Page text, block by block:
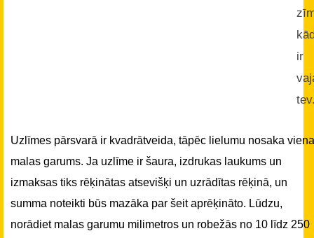
ir
Uzlīmes pārsvarā ir kvadrātveida, tāpēc lielumu nosaka
malas garums. Ja uzlīme ir šaura, izdrukas laukums un
izmaksas tiks rēķinātas atsevišķi un uzrādītas rēķinā, un
summa noteikti būs mazāka par šeit aprēķināto. Lūdzu,
norādiet malas garumu milimetros un robežās no 10 līdz 250